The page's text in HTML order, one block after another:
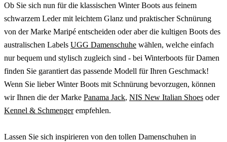
Ob Sie sich nun für die klassischen Winter Boots aus feinem
schwarzem Leder mit leichtem Glanz und praktischer Schnürung
von der Marke Maripé entscheiden oder aber die kultigen Boots des
australischen Labels UGG Damenschuhe wählen, welche einfach
nur bequem und stylisch zugleich sind - bei Winterboots für Damen
finden Sie garantiert das passende Modell für Ihren Geschmack!
Wenn Sie lieber Winter Boots mit Schnürung bevorzugen, können
wir Ihnen die der Marke Panama Jack, NIS New Italian Shoes oder
Kennel & Schmengerempfehlen.
Lassen Sie sich inspirieren von den tollen Damenschuhen in